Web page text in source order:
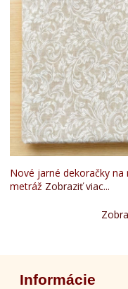
Nové jarné dekoračky
metráž Zobraziť viac...
Informácie